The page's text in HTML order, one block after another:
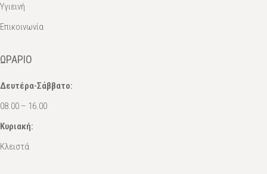
Υγιεινή
Επικοινωνία
ΩΡΆΡΙΟ
Δευτέρα-Σάββατο:
08.00 – 16.00
Κυριακή:
Κλειστά